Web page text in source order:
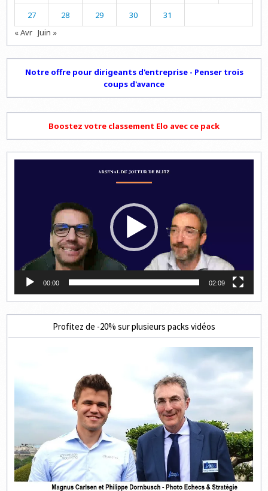
27 28 29 30
31
« Avr Juin »
Notre offre pour dirigeants d'entreprise - Penser trois
coups d'avance
Boostez votre classement Elo avec ce pack
00:00 02:09
Profitez de -20% sur plusieurs packs vidéos